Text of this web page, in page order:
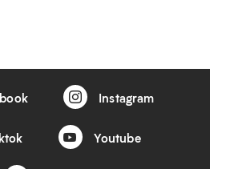
Instagram
Youtube